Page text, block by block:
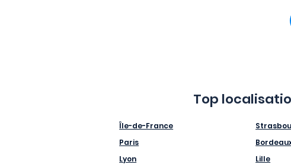
Top
Île-de-France
Paris
Lyon
Lille